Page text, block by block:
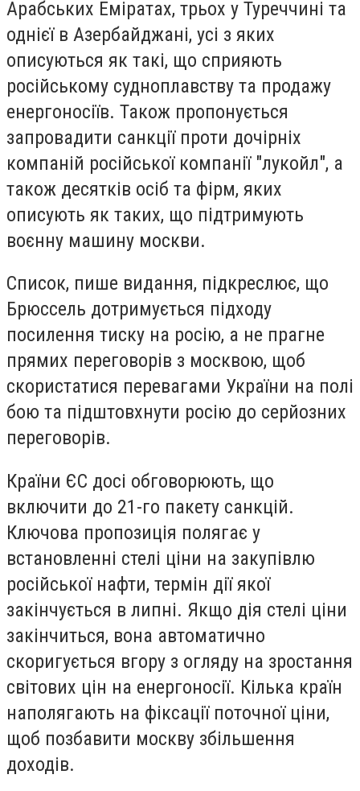
Арабських Еміратах, трьох у Туреччині та
однієї в Азербайджані, усі з яких
описуються як такі, що сприяють
російському судноплавству та продажу
енергоносіїв. Також пропонується
запровадити санкції проти дочірніх
компаній російської компанії "лукойл", а
також десятків осіб та фірм, яких
описують як таких, що підтримують
воєнну машину москви.
Список, пише видання, підкреслює, що
Брюссель дотримується підходу
посилення тиску на росію, а не прагне
прямих переговорів з москвою, щоб
скористатися перевагами України на полі
бою та підштовхнути росію до серйозних
переговорів.
Країни ЄС досі обговорюють, що
включити до 21-го пакету санкцій.
Ключова пропозиція полягає у
встановленні стелі ціни на закупівлю
російської нафти, термін дії якої
закінчується в липні. Якщо дія стелі ціни
закінчиться, вона автоматично
скоригується вгору з огляду на зростання
світових цін на енергоносії. Кілька країн
наполягають на фіксації поточної ціни,
щоб позбавити москву збільшення
доходів.